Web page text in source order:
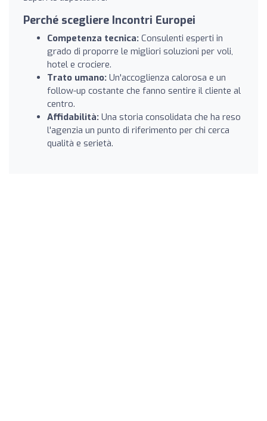
Perché scegliere Incontri Europei
Competenza tecnica: Consulenti esperti in
grado di proporre le migliori soluzioni per voli,
hotel e crociere.
Trato umano: Un'accoglienza calorosa e un
follow-up costante che fanno sentire il cliente al
centro.
Affidabilità: Una storia consolidata che ha reso
l'agenzia un punto di riferimento per chi cerca
qualità e serietà.